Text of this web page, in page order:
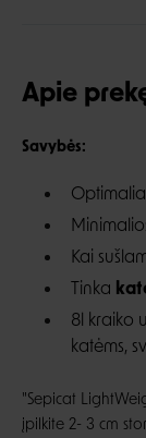
Apie
Savybės:
Kai
Tinka
8l kraiko
katėms,
"Sepicat
įpilkite 2- 3 cm